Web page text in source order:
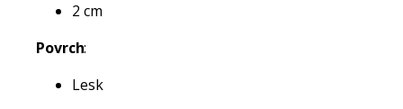
2 cm
Povrch:
Lesk